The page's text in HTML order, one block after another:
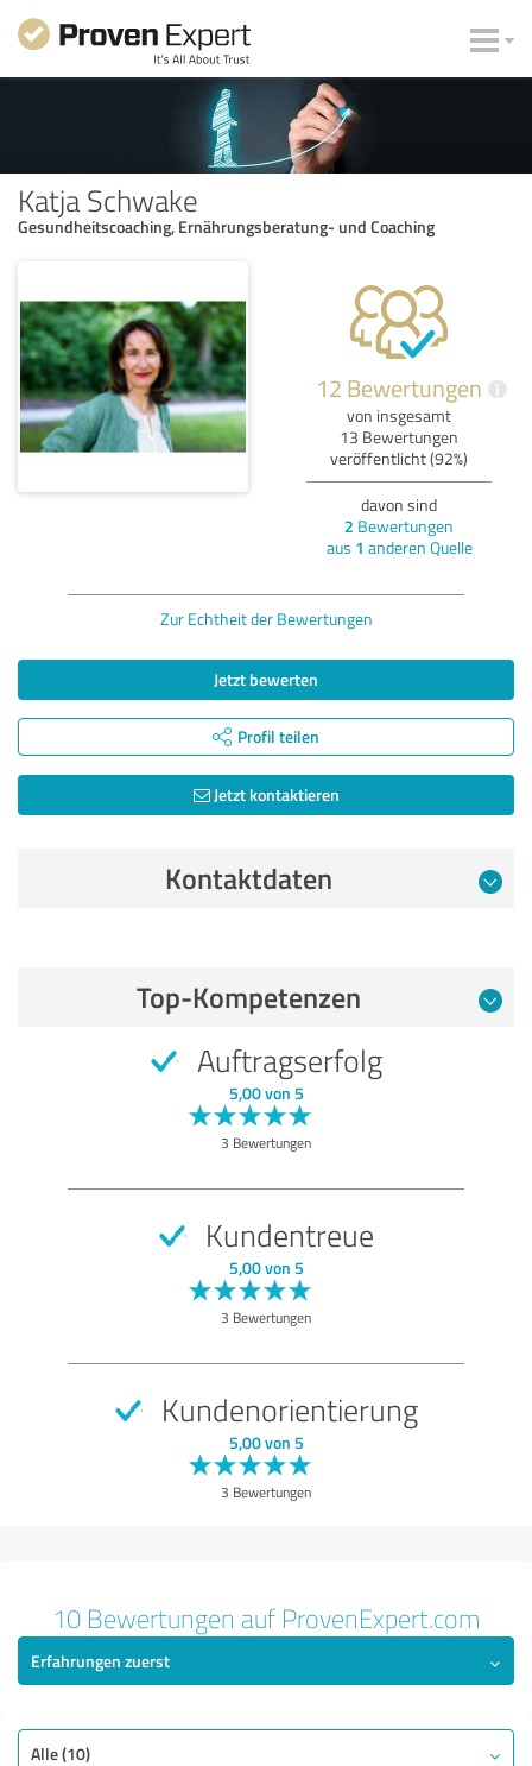
Katja Schwake
Gesundheitscoaching, Ernährungsberatung- und Coaching
12 Bewertungen i
von insgesamt
13 Bewertungen
veröffentlicht (92%)
davon sind
2 Bewertungen
aus 1 anderen Quelle
Zur Echtheit der Bewertungen
Jetzt bewerten
Profil teilen
Jetzt kontaktieren
Kontaktdaten
Empfehlung
Top-Kompetenzen
Auftragserfolg
5,00 von 5
3 Bewertungen
Kundentreue
5,00 von 5
3 Bewertungen
Kundenorientierung
5,00 von 5
3 Bewertungen
10 Bewertungen auf ProvenExpert.com
Erfahrungen zuerst
Alle (10)